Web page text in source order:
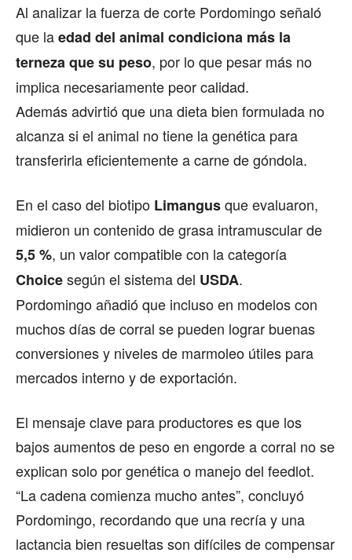
Al analizar la fuerza de corte Pordomingo señaló
que laedad del animal condiciona más la
terneza que su peso, por lo que pesar más no
implica necesariamente peor calidad.
Además advirtió que una dieta bien formulada no
alcanza si el animal no tiene la genética para
transferirla eficientemente a carne de góndola.
En el caso del biotipo Limangusque evaluaron,
midieron un contenido de grasa intramuscular de
5,5 %, un valor compatible con la categoría
Choicesegún el sistema del USDA.
Pordomingo añadió que incluso en modelos con
muchos días de corral se pueden lograr buenas
conversiones y niveles de marmoleo útiles para
mercados interno y de exportación.
El mensaje clave para productores es que los
bajos aumentos de peso en engorde a corral no se
explican solo por genética o manejo del feedlot.
“La cadena comienza mucho antes”, concluyó
Pordomingo, recordando que una recría y una
lactancia bien resueltas son difíciles de compensar